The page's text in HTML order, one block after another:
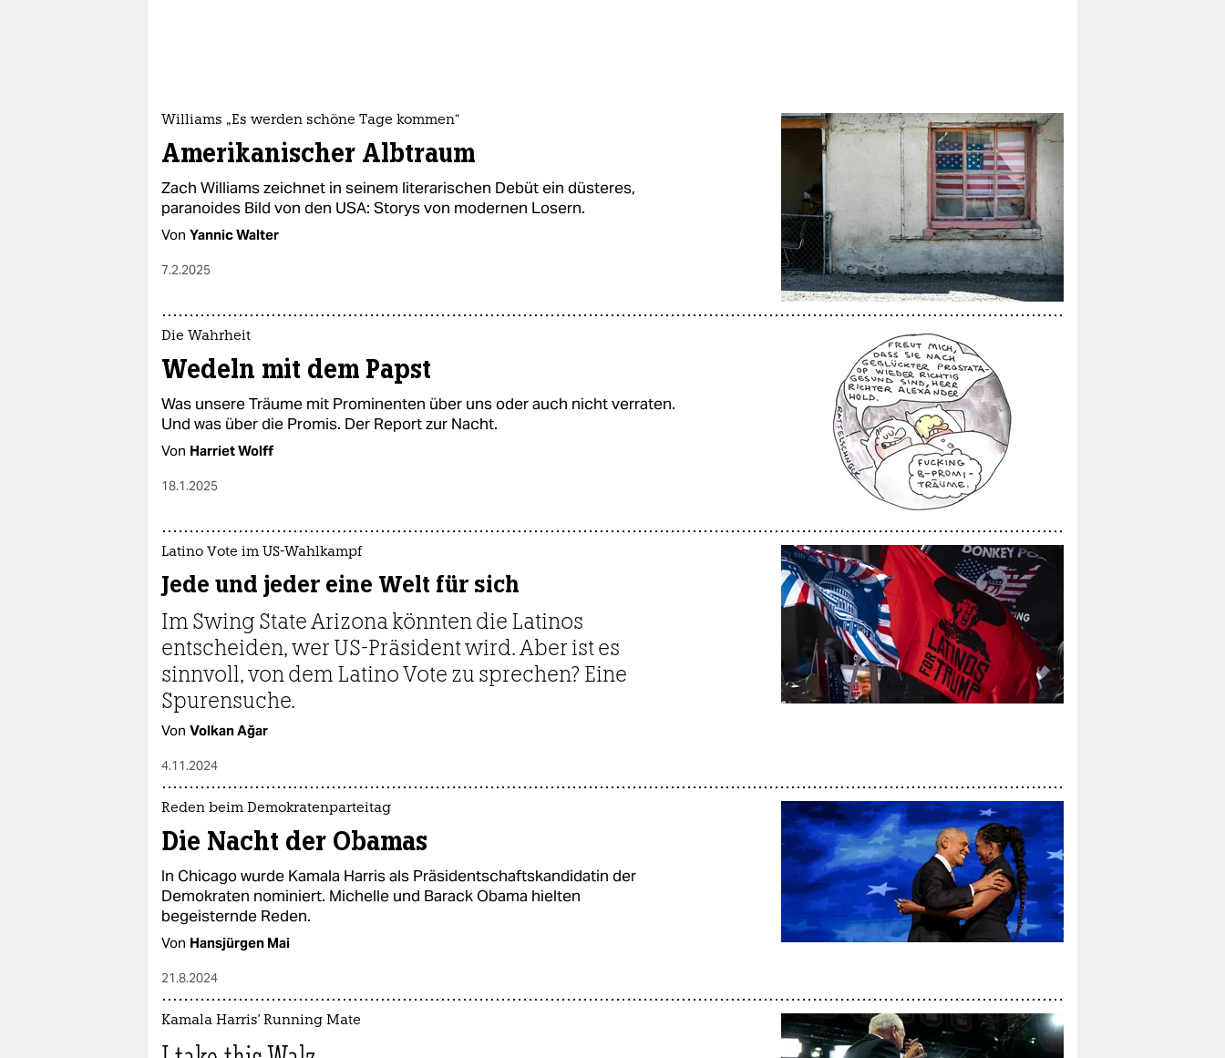
Williams „Es werden schöne Tage kommen“
Amerikanischer Albtraum
Zach Williams zeichnet in seinem literarischen Debüt ein düsteres,
paranoides Bild von den USA: Storys von modernen Losern.
Von Yannic Walter
7.2.2025
Die Wahrheit
Wedeln mit dem Papst
Was unsere Träume mit Prominenten über uns oder auch nicht verraten.
Und was über die Promis. Der Report zur Nacht.
Von Harriet Wolff
18.1.2025
Latino Vote im US-Wahlkampf
Jede und jeder eine Welt für sich
Im Swing State Arizona könnten die Latinos
entscheiden, wer US-Präsident wird. Aber ist es
sinnvoll, von dem Latino Vote zu sprechen? Eine
Spurensuche.
Von Volkan Ağar
4.11.2024
Reden beim Demokratenparteitag
Die Nacht der Obamas
In Chicago wurde Kamala Harris als Präsidentschaftskandidatin der
Demokraten nominiert. Michelle und Barack Obama hielten
begeisternde Reden.
Von Hansjürgen Mai
21.8.2024
Kamala Harris' Running Mate